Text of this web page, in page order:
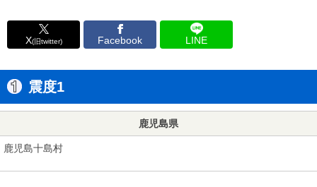
X(旧twitter) Facebook LINE
震度1
鹿児島県
鹿児島十島村